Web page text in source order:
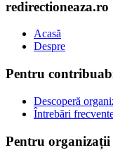
redirectioneaza.ro
Acasă
Despre
Pentru
Descoperă
Întrebări
Pentru organizații